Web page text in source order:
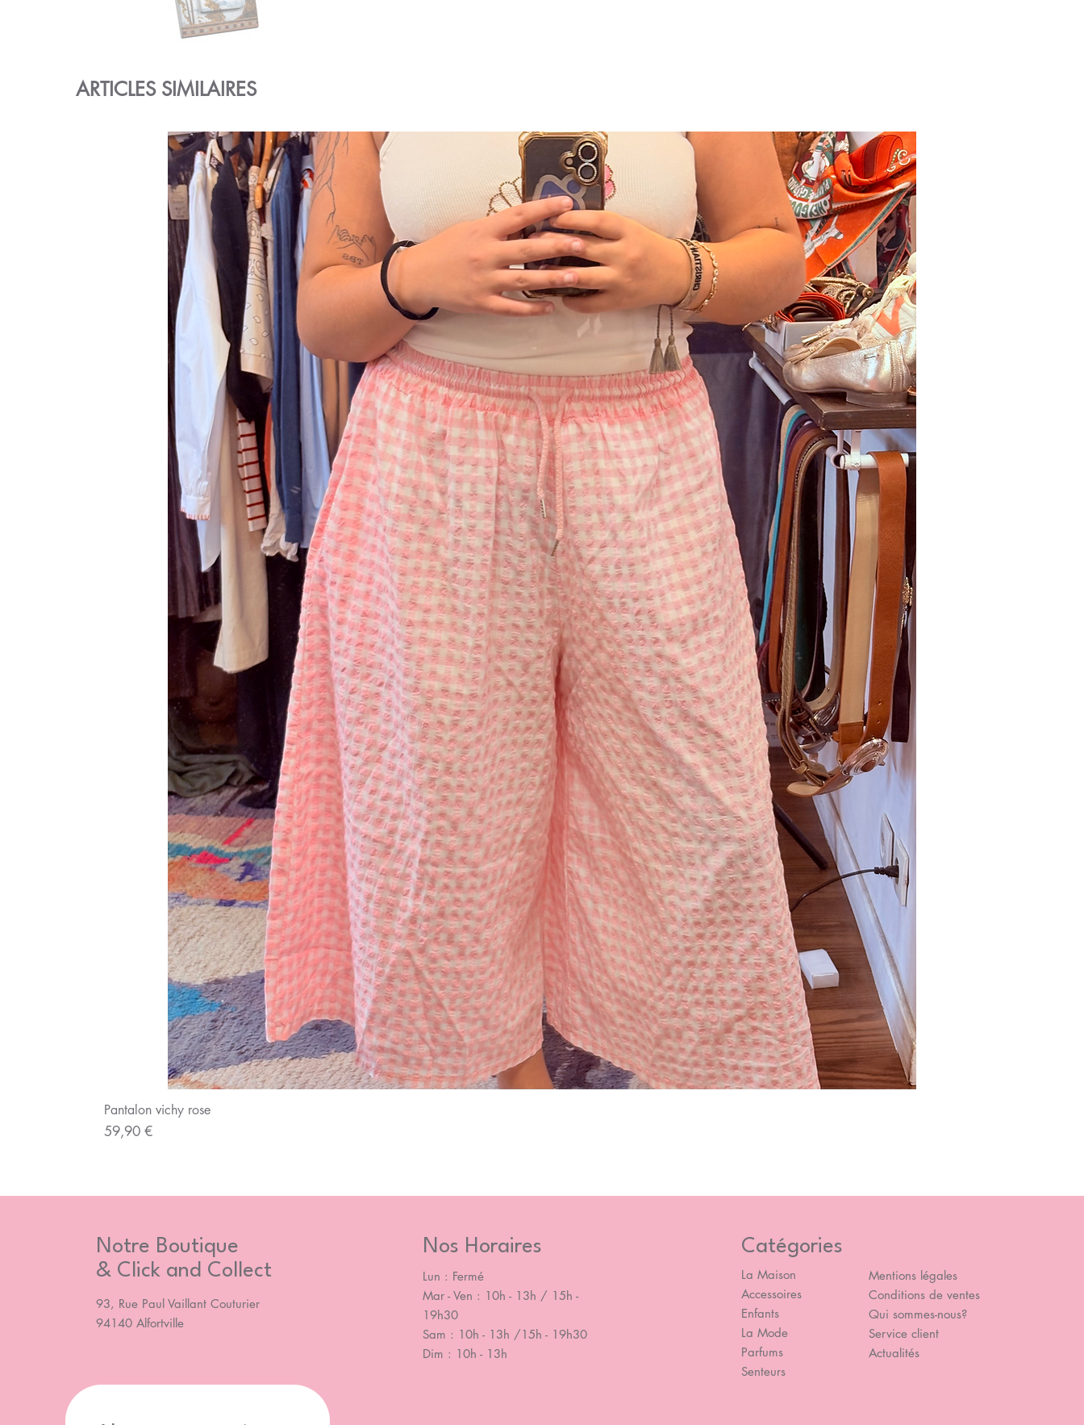
ARTICLES SIMILAIRES
Pantalon vichy rose
Prix
59,90 €
Notre Boutique
& Click and Collect
93, Rue Paul Vaillant Couturier
94140 Alfortville
Nos Horaires
Lun : Fermé
Mar - Ven : 10h - 13h / 15h -
19h30
Sam : 10h - 13h /15h - 19h30
Dim : 10h - 13h
Catégories
La Maison
Accessoires
Enfants
La Mode
Parfums
Senteurs
Mentions légales
Conditions de ventes
Qui sommes-nous?
Service client
Actualités